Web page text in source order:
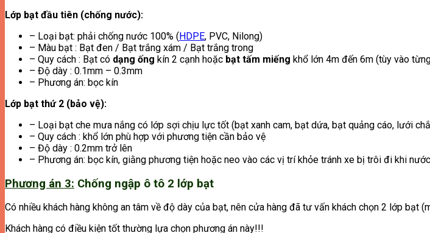
Lớp bạt đầu tiên (chống nước):
– Loại bạt: phải chống nước 100% (HDPE, PVC, Nilong)
– Màu bạt : Bạt đen / Bạt trắng xám / Bạt trắng trong
– Quy cách : Bạt có dạng ống kín 2 cạnh hoặc bạt tấm miếng khổ lớn 4m đến 6m (tùy vào
– Độ dày : 0.1mm – 0.3mm
– Phương án: bọc kín
Lớp bạt thứ 2 (bảo vệ):
– Loại bạt che mưa nắng có lớp sợi chịu lực tốt (bạt xanh cam, bạt dứa, bạt quảng cáo, lưới
– Quy cách : khổ lớn phù hợp với phương tiện cần bảo vệ
– Độ dày : 0.2mm trở lên
– Phương án: bọc kín, giằng phương tiện hoặc neo vào các vị trí khỏe tránh xe bị trôi đi khi
Phương án 3: Chống ngập ô tô 2 lớp bạt
Có nhiều khách hàng không an tâm về độ dày của bạt, nên cửa hàng đã tư vấn khách chọn 2 lớp
Khách hàng có điều kiện tốt thường lựa chọn phương án này!!!